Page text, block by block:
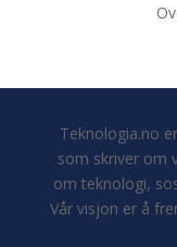
Teknologia.no
som skriver om
om teknologi,
Vår visjon er å